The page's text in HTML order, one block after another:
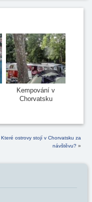
Kempování v
Chorvatsku
Které ostrovy stojí v Chorvatsku za
návštěvu? »